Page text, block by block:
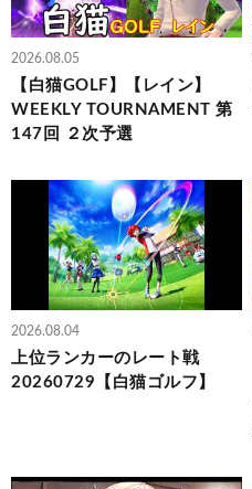
2026.08.05
【白猫GOLF】【レイン】
WEEKLY TOURNAMENT 第
147回 ２次予選
2026.08.04
上位ランカーのレート戦
20260729【白猫ゴルフ】